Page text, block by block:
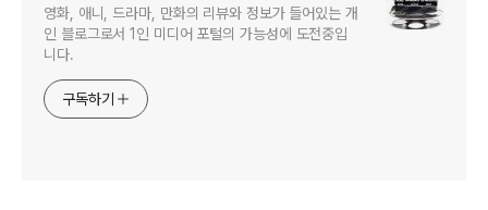
영화, 애니, 드라마, 만화의 리뷰와 정보가 들어있는 개
인 블로그로서 1인 미디어 포털의 가능성에 도전중입
니다.
구독하기